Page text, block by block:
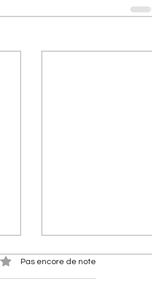
sur 5.
Pas encore de note